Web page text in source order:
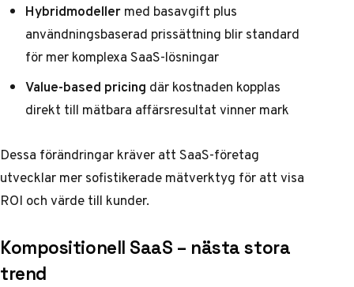
Hybridmodellermed basavgift plus
användningsbaserad prissättning blir standard
för mer komplexa SaaS-lösningar
Value-based pricing där kostnaden kopplas
direkt till mätbara affärsresultat vinner mark
Dessa förändringar kräver att SaaS-företag
utvecklar mer sofistikerade mätverktyg för att visa
ROI och värde till kunder.
Kompositionell SaaS – nästa stora
trend